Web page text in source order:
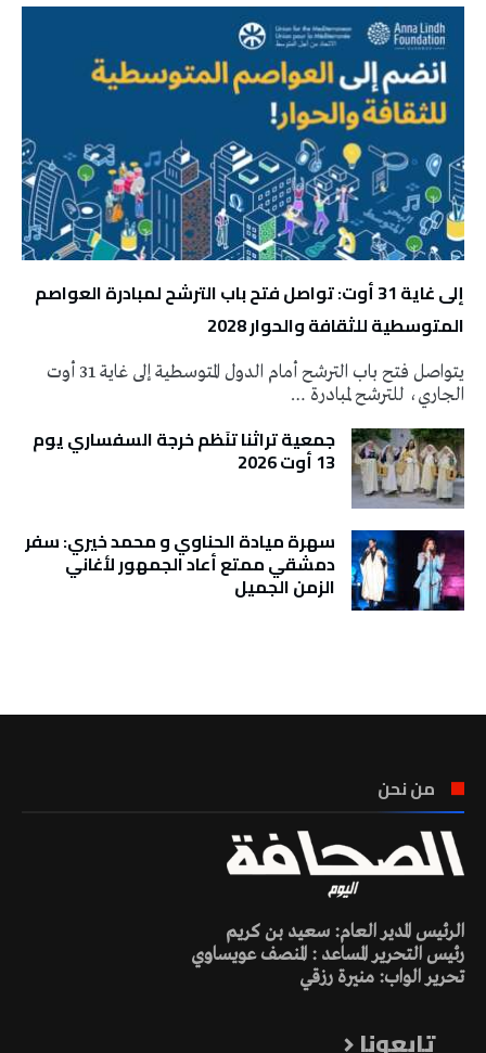
إلى غاية 31 أوت: تواصل فتح باب الترشح لمبادرة العواصم
المتوسطية للثقافة والحوار 2028
يتواصل فتح باب الترشح أمام الدول المتوسطية إلى غاية 31 أوت
الجاري، للترشح لمبادرة …
جمعية تراثنا تنَظم خرجة السفساري يوم
13 أوت 2026
سهرة ميادة الحناوي و محمد خيري: سفر
دمشقي ممتع أعاد الجمهور لأغاني
الزمن الجميل
من نحن
الرئيس المدير العام: سعيد بن كريم
رئيس التحرير المساعد : المنصف عويساوي
تحرير الواب: منيرة رزقي
تابعونا